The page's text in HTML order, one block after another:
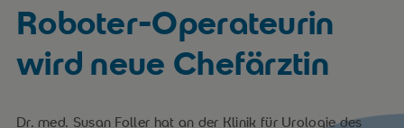
Roboter-Operateurin
wird neue Chefärztin
Dr. med. Susan Foller hat an der Klinik für Urologie des